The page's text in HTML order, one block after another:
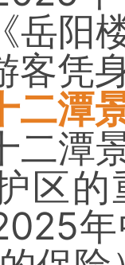
岳阳
客凭
二潭
二潭
区